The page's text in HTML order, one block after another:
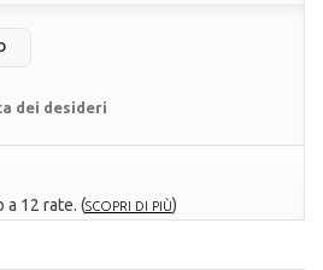
dei desideri
a 12 rate. (SCOPRI DI PIÙ)